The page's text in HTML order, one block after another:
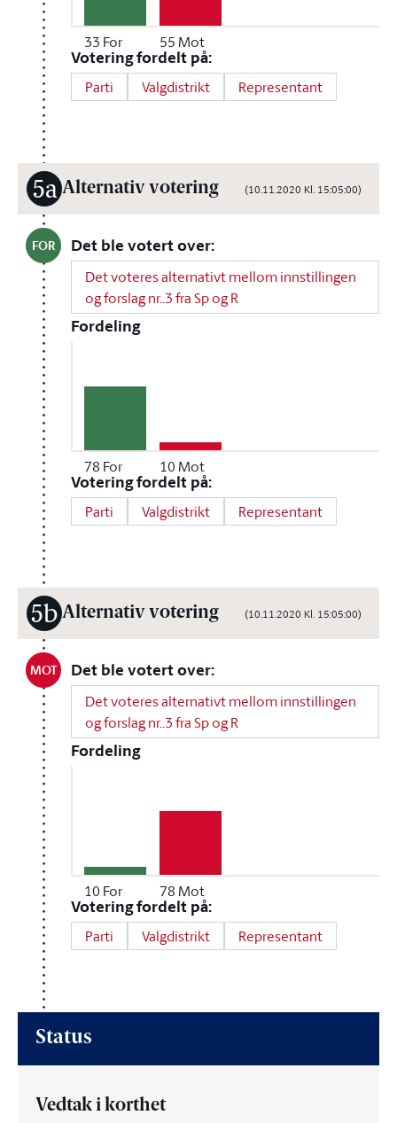
33 For 55 Mot
Votering fordelt på:
Parti Valgdistrikt Representant
5a Alternativ votering (10.11.2020 Kl. 15:05:00)
FOR Det ble votert over:
Det voteres alternativt mellom innstillingen
og forslag nr..3 fra Sp og R
Fordeling
78 For 10 Mot
Votering fordelt på:
Parti Valgdistrikt Representant
5b Alternativ votering (10.11.2020 Kl. 15:05:00)
MOT Det ble votert over:
Det voteres alternativt mellom innstillingen
og forslag nr..3 fra Sp og R
Fordeling
10 For 78 Mot
Votering fordelt på:
Parti Valgdistrikt Representant
Status
Vedtak i korthet